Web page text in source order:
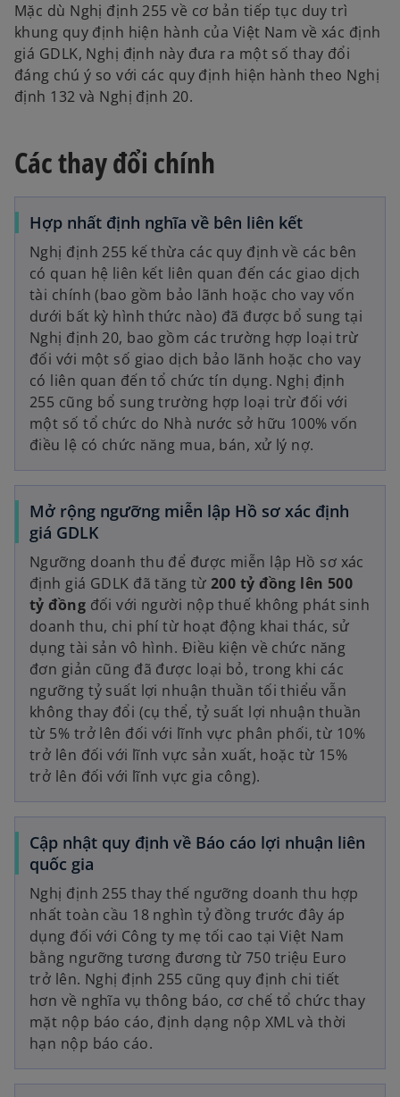
b
Mặc dù Nghị định 255 về cơ bản tiếp tục duy trì
khung quy định hiện hành của Việt Nam về xác định
giá GDLK, Nghị định này đưa ra một số thay đổi
đáng chú ý so với các quy định hiện hành theo Nghị
định 132 và Nghị định 20.
Các thay đổi chính
Hợp nhất định nghĩa về bên liên kết
Nghị định 255 kế thừa các quy định về các bên
có quan hệ liên kết liên quan đến các giao dịch
tài chính (bao gồm bảo lãnh hoặc cho vay vốn
dưới bất kỳ hình thức nào) đã được bổ sung tại
Nghị định 20, bao gồm các trường hợp loại trừ
đối với một số giao dịch bảo lãnh hoặc cho vay
có liên quan đến tổ chức tín dụng. Nghị định
255 cũng bổ sung trường hợp loại trừ đối với
một số tổ chức do Nhà nước sở hữu 100% vốn
điều lệ có chức năng mua, bán, xử lý nợ.
Mở rộng ngưỡng miễn lập Hồ sơ xác định
giá GDLK
Ngưỡng doanh thu để được miễn lập Hồ sơ xác
định giá GDLK đã tăng từ200 tỷ đồng lên 500
tỷ đồng đối với người nộp thuế không phát sinh
doanh thu, chi phí từ hoạt động khai thác, sử
dụng tài sản vô hình. Điều kiện về chức năng
đơn giản cũng đã được loại bỏ, trong khi các
ngưỡng tỷ suất lợi nhuận thuần tối thiểu vẫn
không thay đổi (cụ thể, tỷ suất lợi nhuận thuần
từ 5% trở lên đối với lĩnh vực phân phối, từ 10%
trở lên đối với lĩnh vực sản xuất, hoặc từ 15%
trở lên đối với lĩnh vực gia công).
Cập nhật quy định về Báo cáo lợi nhuận liên
quốc gia
Nghị định 255 thay thế ngưỡng doanh thu hợp
nhất toàn cầu 18 nghìn tỷ đồng trước đây áp
dụng đối với Công ty mẹ tối cao tại Việt Nam
bằng ngưỡng tương đương từ 750 triệu Euro
trở lên. Nghị định 255 cũng quy định chi tiết
hơn về nghĩa vụ thông báo, cơ chế tổ chức thay
mặt nộp báo cáo, định dạng nộp XML và thời
hạn nộp báo cáo.